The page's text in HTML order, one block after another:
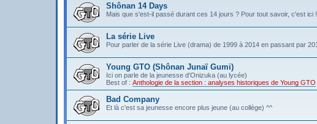
Shônan 14 Days
Mais que s'est-il passé durant ces 14 jours ? Pour tout savoir, c'est ici !
La série Live
Pour parler de la série Live (drama) de 1999 à 2014 en passant par
Young GTO (Shônan Junaï Gumi)
Ici on parle de la jeunesse d'Onizuka (au lycée)
Best of : Anthologie de la section : analyses historiques de Young GTO
Bad Company
Et là c'est sa jeunesse encore plus jeune (au collège) ^^